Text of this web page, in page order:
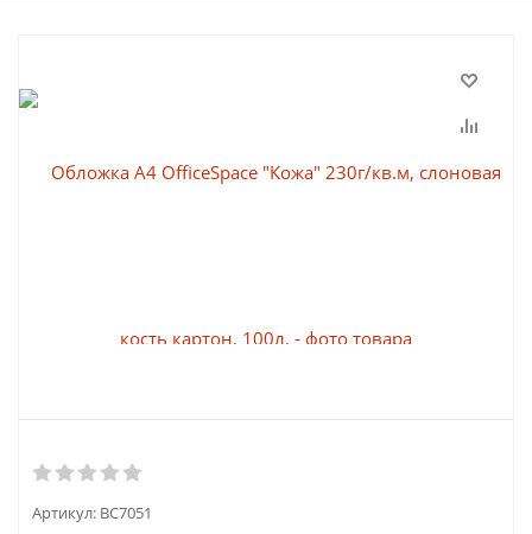
Артикул: BC7051